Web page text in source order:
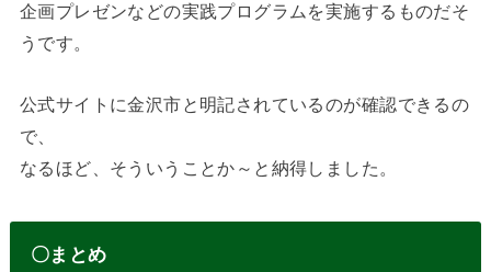
企画プレゼンなどの実践プログラムを実施するものだそ
うです。
公式サイトに金沢市と明記されているのが確認できるの
で、
なるほど、そういうことか～と納得しました。
〇まとめ